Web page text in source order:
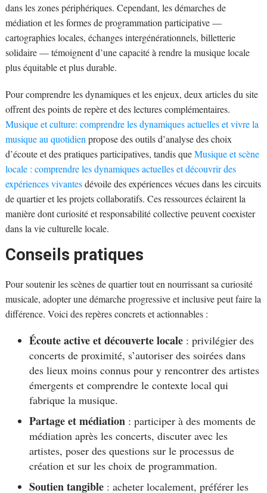
dans les zones périphériques. Cependant, les démarches de
médiation et les formes de programmation participative —
cartographies locales, échanges intergénérationnels, billetterie
solidaire — témoignent d’une capacité à rendre la musique locale
plus équitable et plus durable.
Pour comprendre les dynamiques et les enjeux, deux articles du site
offrent des points de repère et des lectures complémentaires.
Musique et culture: comprendre les dynamiques actuelles et vivre la
musique au quotidien propose des outils d’analyse des choix
d’écoute et des pratiques participatives, tandis queMusique et scène
locale : comprendre les dynamiques actuelles et découvrir des
expériences vivantesdévoile des expériences vécues dans les circuits
de quartier et les projets collaboratifs. Ces ressources éclairent la
manière dont curiosité et responsabilité collective peuvent coexister
dans la vie culturelle locale.
Conseils pratiques
Pour soutenir les scènes de quartier tout en nourrissant sa curiosité
musicale, adopter une démarche progressive et inclusive peut faire la
différence. Voici des repères concrets et actionnables :
Écoute active et découverte locale: privilégier des
concerts de proximité, s’autoriser des soirées dans
des lieux moins connus pour y rencontrer des artistes
émergents et comprendre le contexte local qui
fabrique la musique.
Partage et médiation : participer à des moments de
médiation après les concerts, discuter avec les
artistes, poser des questions sur le processus de
création et sur les choix de programmation.
Soutien tangible: acheter localement, préférer les